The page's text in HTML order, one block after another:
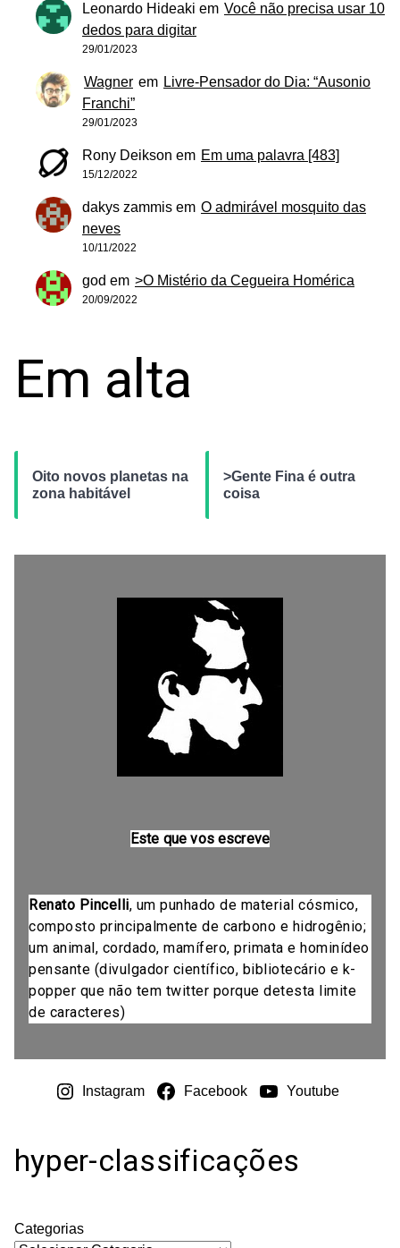
Leonardo Hideaki em Você não precisa usar 10
dedos para digitar
29/01/2023
Wagner em Livre-Pensador do Dia: “Ausonio
Franchi”
29/01/2023
Rony Deikson em Em uma palavra [483]
15/12/2022
dakys zammis em O admirável mosquito das
neves
10/11/2022
god em >O Mistério da Cegueira Homérica
20/09/2022
Em alta
Oito novos planetas na
zona habitável
>Gente Fina é outra
coisa
Este que vos escreve
Renato Pincelli, um punhado de material cósmico,
composto principalmente de carbono e hidrogênio;
um animal, cordado, mamífero, primata e hominídeo
pensante (divulgador científico, bibliotecário e k-
popper que não tem twitter porque detesta limite
de caracteres)
Instagram Facebook Youtube
hyper-classificações
Categorias